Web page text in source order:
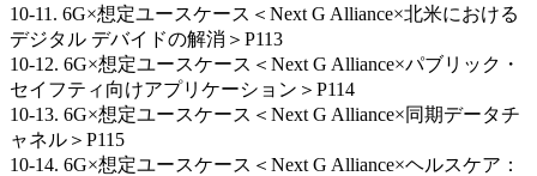
10-11. 6G×想定ユースケース＜Next G Alliance×北米における
デジタル デバイドの解消＞P113
10-12. 6G×想定ユースケース＜Next G Alliance×パブリック・
セイフティ向けアプリケーション＞P114
10-13. 6G×想定ユースケース＜Next G Alliance×同期データチ
ャネル＞P115
10-14. 6G×想定ユースケース＜Next G Alliance×ヘルスケア：